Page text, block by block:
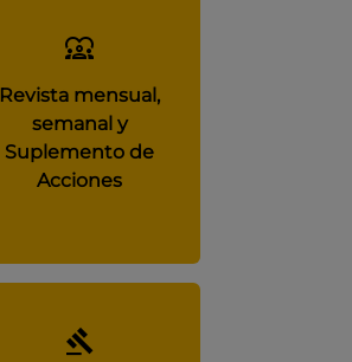
Revista mensual,
semanal y
Suplemento de
Acciones